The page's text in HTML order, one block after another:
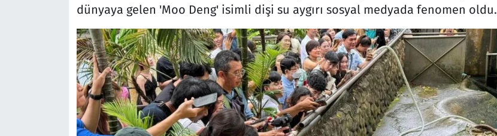
dünyaya gelen 'Moo Deng' isimli dişi su aygırı sosyal medyada fenomen oldu.